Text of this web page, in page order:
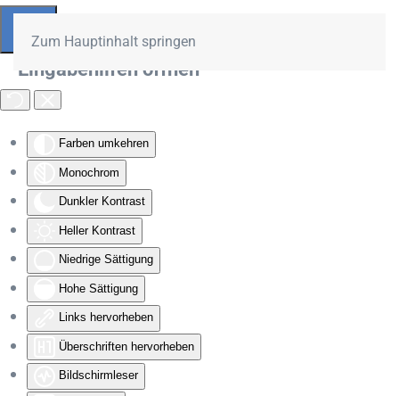
Eingabehilfen öffnen
Farben umkehren
Monochrom
Dunkler Kontrast
Heller Kontrast
Niedrige Sättigung
Hohe Sättigung
Links hervorheben
Überschriften hervorheben
Bildschirmleser
Zum Hauptinhalt springen